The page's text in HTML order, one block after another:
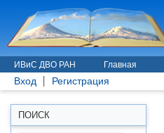
ИВиС ДВО РАН Главная
Вход Регистрация
ПОИСК